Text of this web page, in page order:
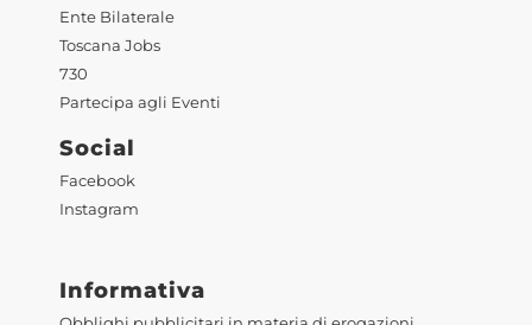
Ente Bilaterale
Toscana Jobs
730
Partecipa agli Eventi
Social
Facebook
Instagram
Informativa